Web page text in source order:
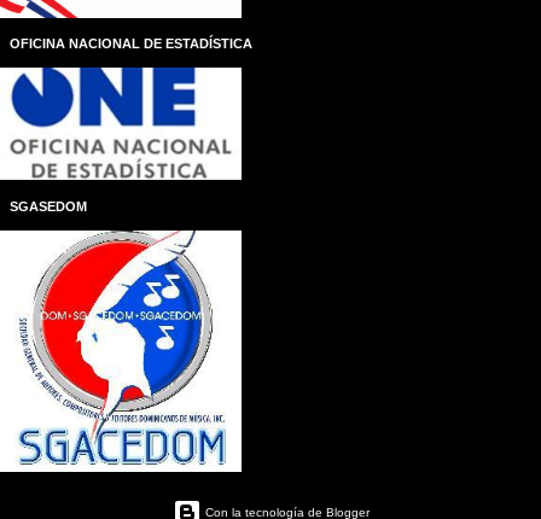
OFICINA NACIONAL DE ESTADÍSTICA
SGASEDOM
Con la tecnología de Blogger